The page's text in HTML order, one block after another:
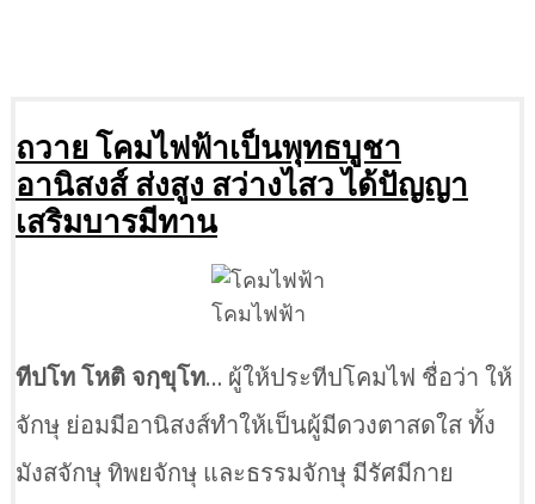
ถวาย โคมไฟฟ้าเป็นพุทธบูชา
อานิสงส์ ส่งสูง สว่างไสว ได้ปัญญา
เสริมบารมีทาน
โคมไฟฟ้า
ทีปโท โหติ จกฺขุโท… ผู้ให้ประทีปโคมไฟ ชื่อว่า ให้
จักษุ ย่อมมีอานิสงส์ทำให้เป็นผู้มีดวงตาสดใส ทั้ง
มังสจักษุ ทิพยจักษุ และธรรมจักษุ มีรัศมีกาย